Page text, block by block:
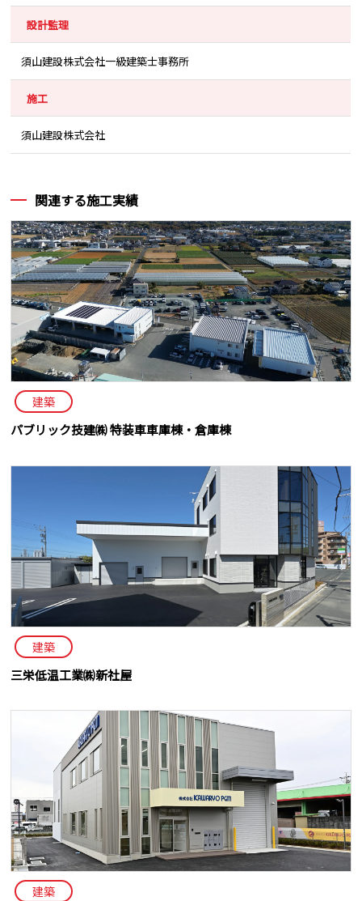
設計監理
須山建設株式会社一級建築士事務所
施工
須山建設株式会社
関連する施工実績
建築
パブリック技建㈱ 特装車車庫棟・倉庫棟
建築
三栄低温工業㈱新社屋
建築